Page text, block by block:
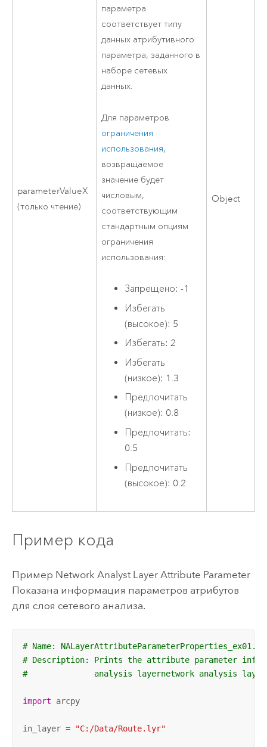
parameterValueX
(только чтение)
параметра
соответствует типу
данных атрибутивного
параметра, заданного в
наборе сетевых
данных.
Для параметров
ограничения
использования,
возвращаемое
значение будет
числовым,
соответствующим
стандартным опциям
ограничения
использования:
Запрещено: -1
Избегать
(высокое): 5
Избегать: 2
Избегать
(низкое): 1.3
Предпочитать
(низкое): 0.8
Предпочитать:
0.5
Предпочитать
(высокое): 0.2
Object
Пример кода
Пример Network Analyst Layer Attribute Parameter
Показана информация параметров атрибутов
для слоя сетевого анализа.
# Name: NALayerAttributeParameterProperties_ex01.py
# Description: Prints the attribute parameter
#              analysis layernetwork analysis
import arcpy
in_layer = "C:/Data/Route.lyr"